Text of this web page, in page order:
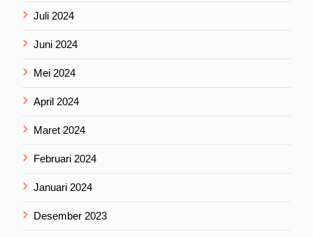
Juli 2024
Juni 2024
Mei 2024
April 2024
Maret 2024
Februari 2024
Januari 2024
Desember 2023